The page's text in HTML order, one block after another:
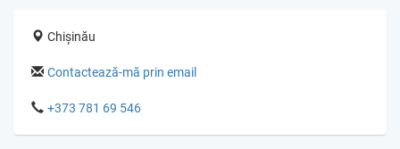
Chișinău
Contactează-mă prin email
+373 781 69 546